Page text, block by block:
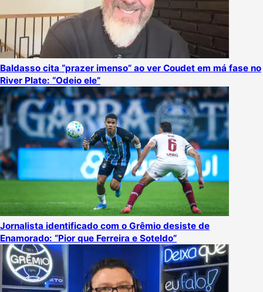
Baldasso cita “prazer imenso” ao ver Coudet em má fase no
River Plate: “Odeio ele”
Jornalista identificado com o Grêmio desiste de
Enamorado: “Pior que Ferreira e Soteldo”